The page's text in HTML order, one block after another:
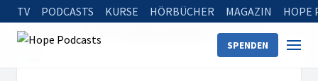
TV PODCASTS KURSE HÖRBÜCHER MAGAZIN HOPE
SPENDEN
Startseite 27. Februar